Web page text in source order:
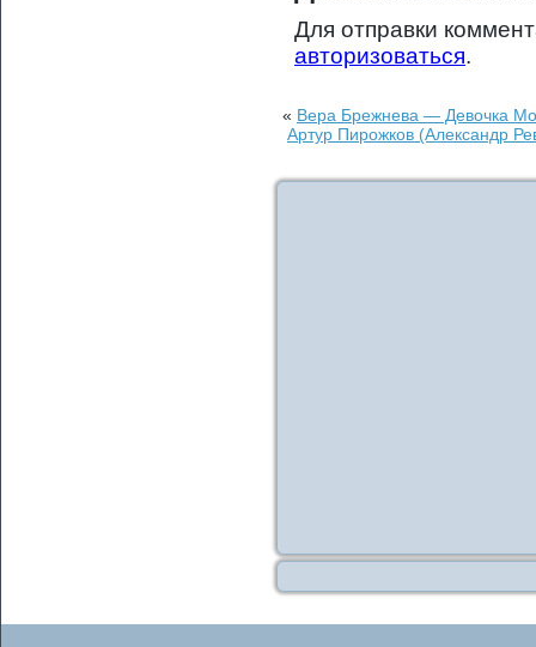
Для отправки
авторизоваться.
« Вера Брежнева — Девочка
Артур Пирожков (Александр